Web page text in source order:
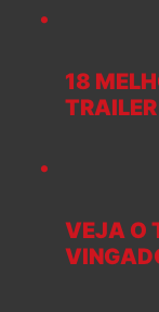
18
VEJA O